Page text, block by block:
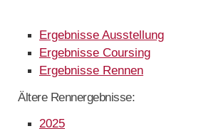
Ergebnisse Ausstellung
Ergebnisse Coursing
Ergebnisse Rennen
Ältere Rennergebnisse:
2025